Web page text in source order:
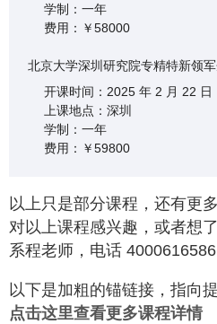
学制：一年
费用：￥58000
北京大学深圳研究院专精特新领
开课时间：2025 年 2 月 22 日
上课地点：深圳
学制：一年
费用：￥59800
以上只是部分课程，还有更
对以上课程感兴趣，或者想
系程老师，电话 4000616586
以下是加粗的锚链接，指向
点击这里查看更多课程详情